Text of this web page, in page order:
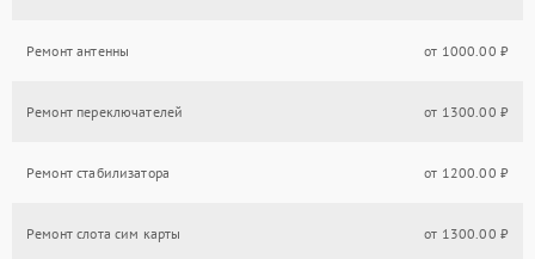
Ремонт антенны от 1000.00 ₽
Ремонт переключателей от 1300.00 ₽
Ремонт стабилизатора от 1200.00 ₽
Ремонт слота сим карты от 1300.00 ₽